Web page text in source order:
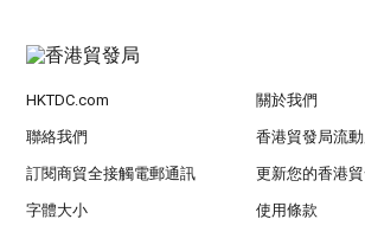
HKTDC.com 關於我們
聯絡我們 香港貿發局流
訂閱商貿全接觸電郵通訊 更新您的香港
字體大小 使用條款